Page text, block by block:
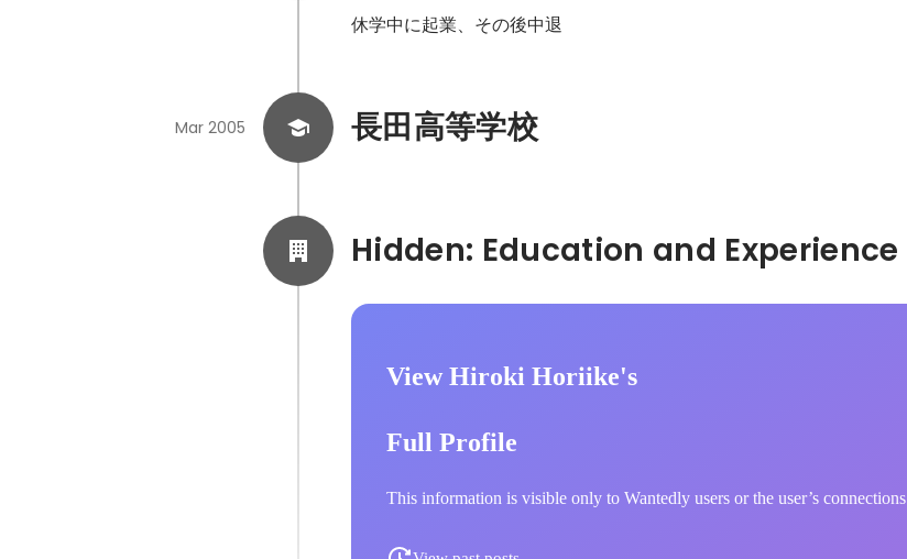
休学中に起業、その後中退
長田高等学校
Mar 2005
View Hiroki Horiike's
Full Profile
This information is visible only to Wantedly users or the user’s connections